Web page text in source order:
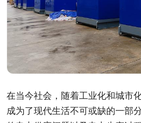
在当今社会，随着工业化和城市
成为了现代生活不可或缺的一部